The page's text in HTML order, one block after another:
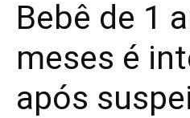
Bebê de 1
meses é
após